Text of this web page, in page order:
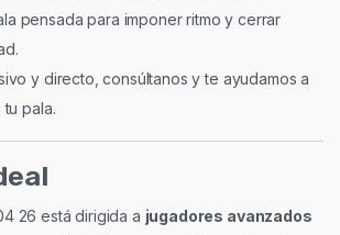
pensada para imponer ritmo y cerrar
y directo, consúltanos y te ayudamos a
pala.
26 está dirigida a jugadores avanzados